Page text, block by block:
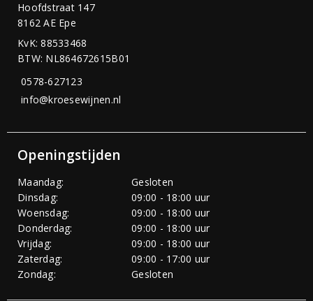
Hoofdstraat 147
8162 AE Epe
KvK: 88533468
BTW: NL864672615B01
0578-627123
info@kroesewijnen.nl
Openingstijden
Maandag:
Gesloten
Dinsdag:
09:00 - 18:00 uur
Woensdag:
09:00 - 18:00 uur
Donderdag:
09:00 - 18:00 uur
Vrijdag:
09:00 - 18:00 uur
Zaterdag:
09:00 - 17:00 uur
Zondag:
Gesloten